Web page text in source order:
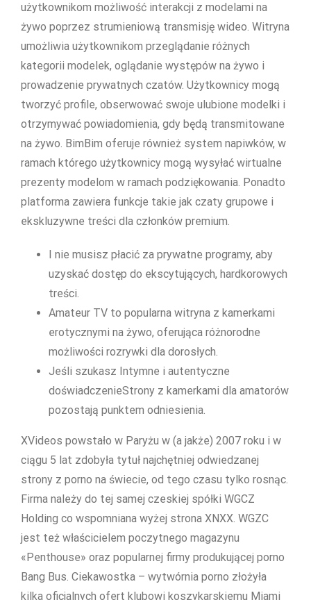
użytkownikom możliwość interakcji z modelami na
żywo poprzez strumieniową transmisję wideo. Witryna
umożliwia użytkownikom przeglądanie różnych
kategorii modelek, oglądanie występów na żywo i
prowadzenie prywatnych czatów. Użytkownicy mogą
tworzyć profile, obserwować swoje ulubione modelki i
otrzymywać powiadomienia, gdy będą transmitowane
na żywo. BimBim oferuje również system napiwków, w
ramach którego użytkownicy mogą wysyłać wirtualne
prezenty modelom w ramach podziękowania. Ponadto
platforma zawiera funkcje takie jak czaty grupowe i
ekskluzywne treści dla członków premium.
I nie musisz płacić za prywatne programy, aby
uzyskać dostęp do ekscytujących, hardkorowych
treści.
Amateur TV to popularna witryna z kamerkami
erotycznymi na żywo, oferująca różnorodne
możliwości rozrywki dla dorosłych.
Jeśli szukasz Intymne i autentyczne
doświadczenieStrony z kamerkami dla amatorów
pozostają punktem odniesienia.
XVideos powstało w Paryżu w (a jakże) 2007 roku i w
ciągu 5 lat zdobyła tytuł najchętniej odwiedzanej
strony z porno na świecie, od tego czasu tylko rosnąc.
Firma należy do tej samej czeskiej spółki WGCZ
Holding co wspomniana wyżej strona XNXX. WGZC
jest też właścicielem poczytnego magazynu
«Penthouse» oraz popularnej firmy produkującej porno
Bang Bus. Ciekawostka – wytwórnia porno złożyła
kilka oficjalnych ofert klubowi koszykarskiemu Miami